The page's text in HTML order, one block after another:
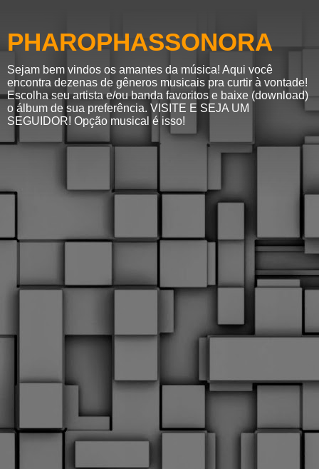
PHAROPHASSONORA
Sejam bem vindos os amantes da música! Aqui você
encontra dezenas de gêneros musicais pra curtir à vontade!
Escolha seu artista e/ou banda favoritos e baixe (download)
o álbum de sua preferência. VISITE E SEJA UM
SEGUIDOR! Opção musical é isso!